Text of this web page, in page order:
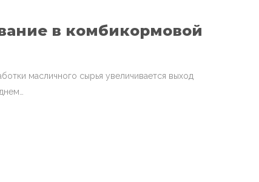
в комбикормовой
масличного сырья увеличивается выход